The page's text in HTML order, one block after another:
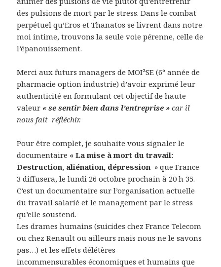
des pulsions de mort par le stress. Dans le combat
perpétuel qu’Eros et Thanatos se livrent dans notre
moi intime, trouvons la seule voie pérenne, celle de
l’épanouissement.
Merci aux futurs managers de MOI²SE (6° année de
pharmacie option industrie) d’avoir exprimé leur
authenticité en formulant cet objectif de haute
valeur « se sentir bien dans l’entreprise » car il
nous fait réfléchir.
Pour être complet, je souhaite vous signaler le
documentaire « La mise à mort du travail:
Destruction, aliénation, dépression » que France
3 diffusera, le lundi 26 octobre prochain à 20 h 35.
C’est un documentaire sur l’organisation actuelle
du travail salarié et le management par le stress
qu’elle soustend.
Les drames humains (suicides chez France Telecom
ou chez Renault ou ailleurs mais nous ne le savons
pas…) et les effets délétères
incommensurables économiques et humains que